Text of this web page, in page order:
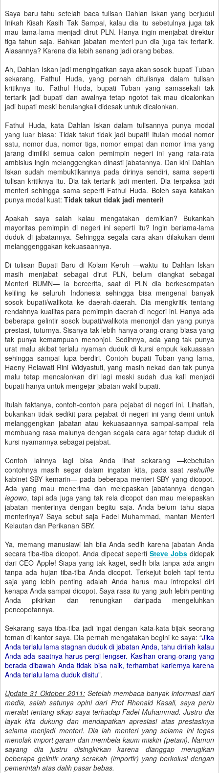
Saya baru tahu setelah baca tulisan Dahlan Iskan yang berjudul
Inikah Kisah Kasih Tak Sampai, kalau dia itu sebetulnya juga tak
mau lama-lama menjadi dirut PLN. Hanya ingin menjabat direktur
tiga tahun saja. Bahkan jabatan menteri pun dia juga tak tertarik.
Alasannya? Karena dia lebih senang jadi orang bebas.
Ah, Dahlan Iskan jadi mengingatkan saya akan sosok bupati Tuban
sekarang, Fathul Huda, yang pernah ditulisnya dalam tulisan
kritiknya itu. Fathul Huda, bupati Tuban yang samasekali tak
tertarik jadi bupati dan awalnya tetap ngotot tak mau dicalonkan
jadi bupati meski berulangkali didesak untuk dicalonkan.
Fathul Huda, kata Dahlan Iskan dalam tulisannya punya modal
yang luar biasa: Tidak takut tidak jadi bupati! Itulah modal nomor
satu, nomor dua, nomor tiga, nomor empat dan nomor lima yang
jarang dimiliki semua calon pemimpin negeri ini yang rata-rata
ambisius ingin melanggengkan dinasti jabatannya. Dan kini Dahlan
Iskan sudah membuktikannya pada dirinya sendiri, sama seperti
tulisan kritiknya itu. Dia tak tertarik jadi menteri. Dia terpaksa jadi
menteri sehingga sama seperti Fathul Huda. Boleh saya katakan
punya modal kuat: Tidak takut tidak jadi menteri!
Apakah saya salah kalau mengatakan demikian? Bukankah
mayoritas pemimpin di negeri ini seperti itu? Ingin berlama-lama
duduk di jabatannya. Sehingga segala cara akan dilakukan demi
melanggenggakan kekuasaannya.
Di tulisan Bupati Baru di Kolam Keruh —waktu itu Dahlan Iskan
masih menjabat sebagai dirut PLN, belum diangkat sebagai
Menteri BUMN— ia bercerita, saat di PLN dia berkesempatan
keliling ke seluruh Indonesia sehingga bisa mengenal banyak
sosok bupati/walikota ke daerah-daerah. Dia mengkritik tentang
rendahnya kualitas para pemimpin daerah di negeri ini. Hanya ada
beberapa gelintir sosok bupati/walikota menonjol dan yang punya
prestasi, tuturnya. Sisanya tak lebih hanya orang-orang biasa yang
tak punya kemampuan menonjol. Sedihnya, ada yang tak punya
urat malu akibat terlalu nyaman duduk di kursi empuk kekuasaan
sehingga sampai lupa berdiri. Contoh bupati Tuban yang lama,
Haeny Relawati Rini Widyastuti, yang masih nekad dan tak punya
malu tetap mencalonkan diri lagi meski sudah dua kali menjadi
bupati hanya untuk mengejar jabatan wakil bupati.
Itulah faktanya, contoh-contoh para pejabat di negeri ini. Lihatlah,
bukankan tidak sedikit para pejabat di negeri ini yang demi untuk
melanggengkan jabatan atau kekuasaannya sampai-sampai rela
membuang rasa malunya dengan segala cara agar tetap duduk di
kursi nyamannya sebagai pejabat.
Contoh lainnya lagi bisa Anda lihat sekarang —kebetulan
contohnya masih segar dalam ingatan kita, pada saat reshuffle
kabinet SBY kemarin— pada beberapa menteri SBY yang dicopot.
Ada yang mau menerima dan melepaskan jabatannya dengan
legowo, tapi ada juga yang tak rela dicopot dan mau melepaskan
jabatan menterinya dengan begitu saja. Anda belum tahu siapa
menterinya? Saya sebut saja Fadel Muhammad, mantan Menteri
Kelautan dan Perikanan SBY.
Ya, memang manusiawi lah bila Anda sedih karena jabatan Anda
secara tiba-tiba dicopot. Anda dipecat seperti Steve Jobs didepak
dari CEO Apple! Siapa yang tak kaget, sedih bila tanpa ada angin
tanpa ada hujan tiba-tiba Anda dicopot. Terkejut boleh tapi tentu
saja yang lebih penting adalah Anda harus mau intropeksi diri
kenapa Anda sampai dicopot. Saya rasa itu yang jauh lebih penting
Anda pikirkan dan renungkan daripada mengeluhkan
pencopotannya.
Sekarang saya tiba-tiba jadi ingat dengan kata-kata bijak seorang
teman di kantor saya. Dia pernah mengatakan begini ke saya: “Jika
Anda terlalu lama stagnan duduk di jabatan Anda, tahu dirilah kalau
Anda ada saatnya harus pergi lengser. Kasihan orang-orang yang
berada dibawah Anda tidak bisa naik, terhambat kariernya karena
Anda terlalu lama duduk disitu”.
Update 31 Oktober 2011: Setelah membaca banyak informasi dari
media, salah satunya opini dari Prof Rhenald Kasali, saya perlu
meralat tentang sikap saya terhadap Fadel Muhammad. Justru dia
layak kita dukung dan mendapatkan apresiasi atas prestasinya
selama menjadi menteri. Dia lah menteri yang selama ini tegas
menolak import garam dan membela kaum miskin (petani). Namun
sayang dia justru disingkirkan karena dianggap merugikan
beberapa gelintir orang serakah (importir) yang berkolusi dengan
pemerintah atas dalih pasar bebas.